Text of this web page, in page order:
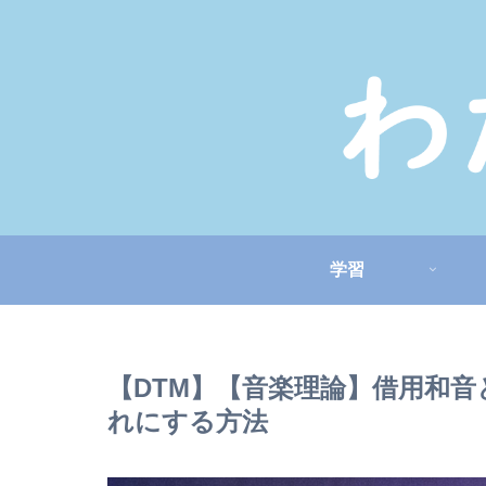
学習
【DTM】【音楽理論】借用和
れにする方法